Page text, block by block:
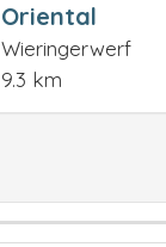
Oriental
Wieringerwerf
9.3 km